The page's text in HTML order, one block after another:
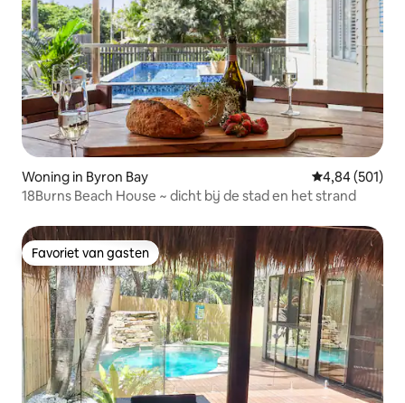
Woning in Byron Bay Gemiddelde
4,84 (501)
18Burns Beach House ~ dicht bij de stad en het strand
Favoriet van gasten
Favoriet van gasten